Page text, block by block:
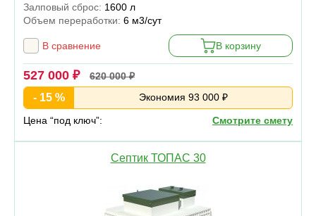
Залповый сброс: 1600 л
Объем переработки: 6 м3/сут
В сравнение В корзину
527 000 ₽ 620 000 ₽
- 15 % Экономия 93 000 ₽
Цена “под ключ”: Смотрите смету
Септик ТОПАС 30